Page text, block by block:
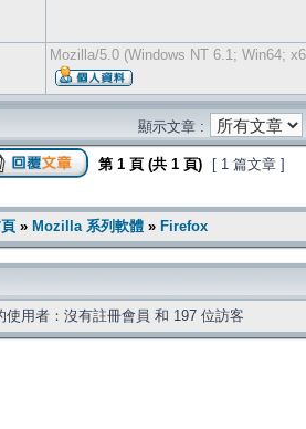
Mozilla/5.0 (Windows NT 6.1; Win64;
顯示文章 :
第 1 頁 (共 1 頁) [ 1 篇文章 ]
» Mozilla 系列軟體 » Firefox
使用者：沒有註冊會員 和 197 位訪客